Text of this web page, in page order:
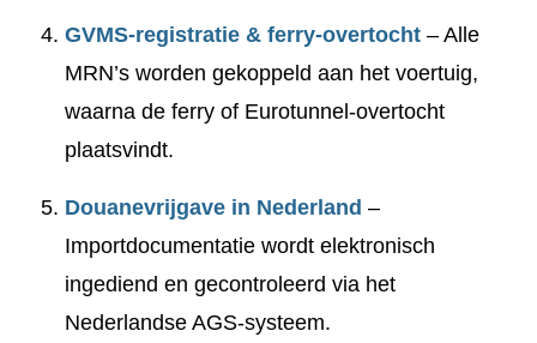
GVMS-registratie & ferry-overtocht– Alle
MRN’s worden gekoppeld aan het voertuig,
waarna de ferry of Eurotunnel-overtocht
plaatsvindt.
Douanevrijgave in Nederland –
Importdocumentatie wordt elektronisch
ingediend en gecontroleerd via het
Nederlandse AGS-systeem.